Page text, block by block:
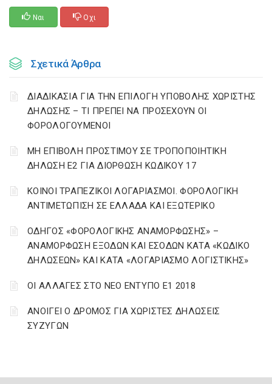
Ναι Οχι
Σχετικά Άρθρα
ΔΙΑΔΙΚΑΣΙΑ ΓΙΑ ΤΗΝ ΕΠΙΛΟΓΗ ΥΠΟΒΟΛΗΣ ΧΩΡΙΣΤΗΣ
ΔΗΛΩΣΗΣ – ΤΙ ΠΡΕΠΕΙ ΝΑ ΠΡΟΣΕΧΟΥΝ ΟΙ
ΦΟΡΟΛΟΓΟΥΜΕΝΟΙ
ΜΗ ΕΠΙΒΟΛΗ ΠΡΟΣΤΙΜΟΥ ΣΕ ΤΡΟΠΟΠΟΙΗΤΙΚΗ
ΔΗΛΩΣΗ Ε2 ΓΙΑ ΔΙΟΡΘΩΣΗ ΚΩΔΙΚΟΥ 17
ΚΟΙΝΟΙ ΤΡΑΠΕΖΙΚΟΙ ΛΟΓΑΡΙΑΣΜΟΙ. ΦΟΡΟΛΟΓΙΚΗ
ΑΝΤΙΜΕΤΩΠΙΣΗ ΣΕ ΕΛΛΑΔΑ ΚΑΙ ΕΞΩΤΕΡΙΚΟ
ΟΔΗΓΟΣ «ΦΟΡΟΛΟΓΙΚΗΣ ΑΝΑΜΟΡΦΩΣΗΣ» –
ΑΝΑΜΟΡΦΩΣΗ ΕΞΟΔΩΝ ΚΑΙ ΕΣΟΔΩΝ ΚΑΤΑ «ΚΩΔΙΚΟ
ΔΗΛΩΣΕΩΝ» ΚΑΙ ΚΑΤΑ «ΛΟΓΑΡΙΑΣΜΟ ΛΟΓΙΣΤΙΚΗΣ»
ΟΙ ΑΛΛΑΓΕΣ ΣΤΟ ΝΕΟ ΕΝΤΥΠΟ Ε1 2018
ΑΝΟΙΓΕΙ Ο ΔΡΟΜΟΣ ΓΙΑ ΧΩΡΙΣΤΕΣ ΔΗΛΩΣΕΙΣ
ΣΥΖΥΓΩΝ